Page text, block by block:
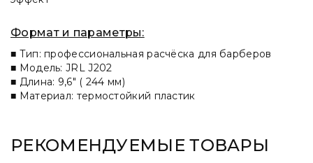
Формат и параметры:
■ Тип: профессиональная расчёска для барберов
■ Модель: JRL J202
■ Длина: 9,6″ ( 244 мм)
■ Материал: термостойкий пластик
РЕКОМЕНДУЕМЫЕ ТОВАРЫ